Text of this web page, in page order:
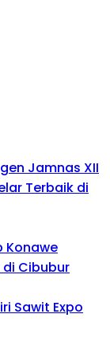
Jamnas XII
Terbaik di
Konawe
di Cibubur
Sawit Expo